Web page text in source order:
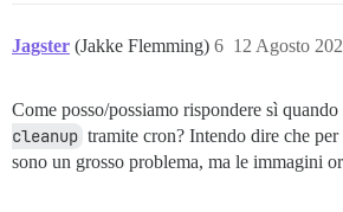
Jagster (Jakke Flemming) 12 Agosto
6
Come posso/possiamo rispondere sì quando
cleanup tramite cron? Intendo dire che
sono un grosso problema, ma le immagini